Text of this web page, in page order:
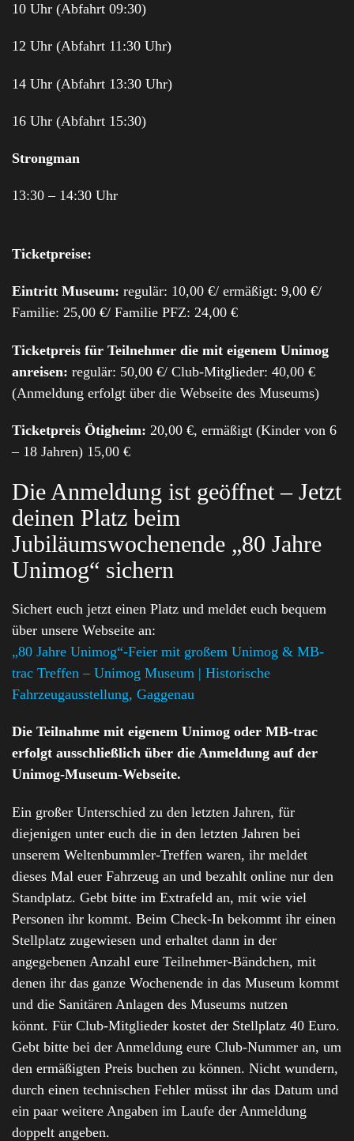
10 Uhr (Abfahrt 09:30)
12 Uhr (Abfahrt 11:30 Uhr)
14 Uhr (Abfahrt 13:30 Uhr)
16 Uhr (Abfahrt 15:30)
Strongman
13:30 – 14:30 Uhr
Ticketpreise:
Eintritt Museum: regulär: 10,00 €/ ermäßigt: 9,00 €/
Familie: 25,00 €/ Familie PFZ: 24,00 €
Ticketpreis für Teilnehmer die mit eigenem Unimog
anreisen: regulär: 50,00 €/ Club-Mitglieder: 40,00 €
(Anmeldung erfolgt über die Webseite des Museums)
Ticketpreis Ötigheim: 20,00 €, ermäßigt (Kinder von 6
– 18 Jahren) 15,00 €
Die Anmeldung ist geöffnet – Jetzt
deinen Platz beim
Jubiläumswochenende „80 Jahre
Unimog“ sichern
Sichert euch jetzt einen Platz und meldet euch bequem
über unsere Webseite an:
„80 Jahre Unimog“-Feier mit großem Unimog & MB-
trac Treffen – Unimog Museum | Historische
Fahrzeugausstellung, Gaggenau
Die Teilnahme mit eigenem Unimog oder MB-trac
erfolgt ausschließlich über die Anmeldung auf der
Unimog-Museum-Webseite.
Ein großer Unterschied zu den letzten Jahren, für
diejenigen unter euch die in den letzten Jahren bei
unserem Weltenbummler-Treffen waren, ihr meldet
dieses Mal euer Fahrzeug an und bezahlt online nur den
Standplatz. Gebt bitte im Extrafeld an, mit wie viel
Personen ihr kommt. Beim Check-In bekommt ihr einen
Stellplatz zugewiesen und erhaltet dann in der
angegebenen Anzahl eure Teilnehmer-Bändchen, mit
denen ihr das ganze Wochenende in das Museum kommt
und die Sanitären Anlagen des Museums nutzen
könnt. Für Club-Mitglieder kostet der Stellplatz 40 Euro.
Gebt bitte bei der Anmeldung eure Club-Nummer an, um
den ermäßigten Preis buchen zu können. Nicht wundern,
durch einen technischen Fehler müsst ihr das Datum und
ein paar weitere Angaben im Laufe der Anmeldung
doppelt angeben.